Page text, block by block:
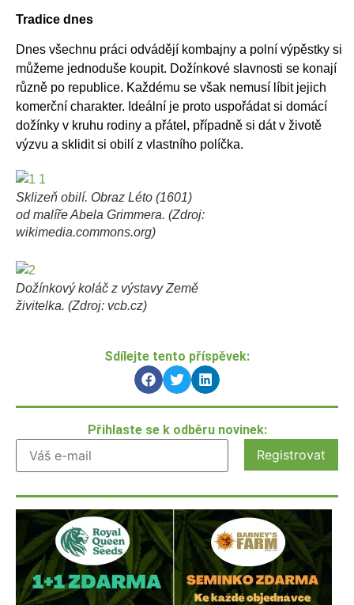
Tradice dnes
Dnes všechnu práci odvádějí kombajny a polní výpěstky si
můžeme jednoduše koupit. Dožínkové slavnosti se konají
různě po republice. Každému se však nemusí líbit jejich
komerční charakter. Ideální je proto uspořádat si domácí
dožínky v kruhu rodiny a přátel, případně si dát v životě
výzvu a sklidit si obilí z vlastního políčka.
Sklizeň obilí. Obraz Léto (1601)
od malíře Abela Grimmera. (Zdroj:
wikimedia.commons.org)
Dožínkový koláč z výstavy Země
živitelka. (Zdroj: vcb.cz)
Sdílejte tento příspěvek:
Přihlaste se k odběru novinek: